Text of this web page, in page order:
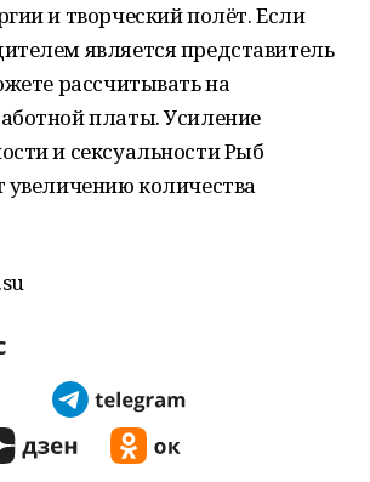
и творческий полёт. Если
является представитель
рассчитывать на
платы. Усиление
и сексуальности Рыб
увеличению количества